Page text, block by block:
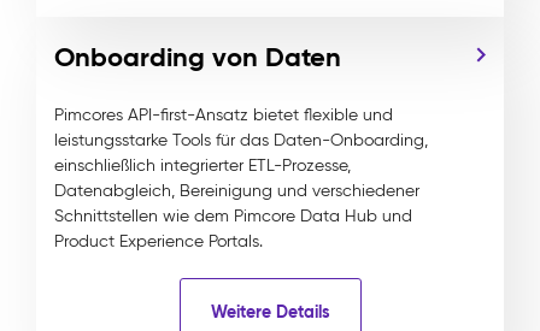
Onboarding von Daten
Pimcores API-first-Ansatz bietet flexible und
leistungsstarke Tools für das Daten-Onboarding,
einschließlich integrierter ETL-Prozesse,
Datenabgleich, Bereinigung und verschiedener
Schnittstellen wie dem Pimcore Data Hub und
Product Experience Portals.
Weitere Details